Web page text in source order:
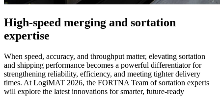
High-speed merging and sortation
expertise
When speed, accuracy, and throughput matter, elevating sortation
and shipping performance becomes a powerful differentiator for
strengthening reliability, efficiency, and meeting tighter delivery
times. At LogiMAT 2026, the FORTNA Team of sortation experts
will explore the latest innovations for smarter, future-ready